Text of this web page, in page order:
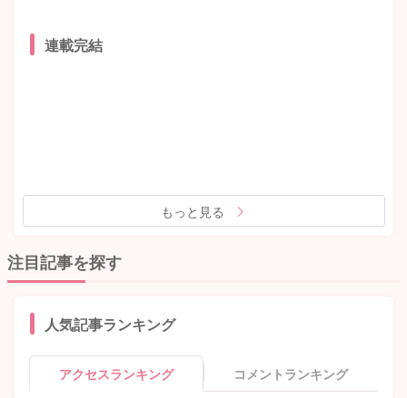
連載完結
もっと見る
注目記事を探す
人気記事ランキング
アクセスランキング コメントランキング